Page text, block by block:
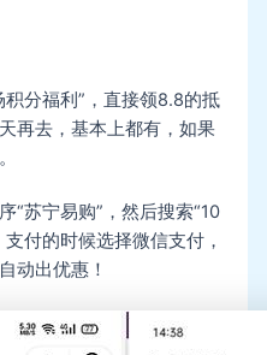
分福利”，直接领8.8的抵
再去，基本上都有，如果
“苏宁易购”，然后搜索“10
付的时候选择微信支付，
动出优惠！